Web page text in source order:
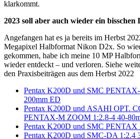
klarkommt.
2023 soll aber auch wieder ein
Angefangen hat es ja bereits im Herbst
Megapixel Halbformat Nikon D2x. So
gekommen, habe ich meine 10 MP
wieder entdeckt – und verloren. Siehe
den Praxisbeiträgen aus dem Herbst 2022
Pentax K200D und SMC
200mm ED
Pentax K200D und ASAHI OPT.
PENTAX-M ZOOM 1:2.8-4 40-
Pentax K200D und SMC PENTAX
Pentax K200D und SMC-DA 1:2.4